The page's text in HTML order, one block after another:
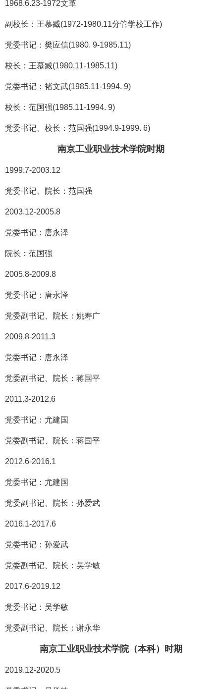
1968.6.23-1972文革
副校长：王慕臧(1972-1980.11分管学校工作)
党委书记：樊应信(1980. 9-1985.11)
校长：王慕臧(1980.11-1985.11)
党委书记：褚文武(1985.11-1994. 9)
校长：范国强(1985.11-1994. 9)
党委书记、校长：范国强(1994.9-1999. 6)
南京工业职业技术学院时期
1999.7-2003.12
党委书记、院长：范国强
2003.12-2005.8
党委书记：唐永泽
院长：范国强
2005.8-2009.8
党委书记：唐永泽
党委副书记、院长：姚寿广
2009.8-2011.3
党委书记：唐永泽
党委副书记、院长：蒋国平
2011.3-2012.6
党委书记：尤建国
党委副书记、院长：蒋国平
2012.6-2016.1
党委书记：尤建国
党委副书记、院长：孙爱武
2016.1-2017.6
党委书记：孙爱武
党委副书记、院长：吴学敏
2017.6-2019.12
党委书记：吴学敏
党委副书记、院长：谢永华
南京工业职业技术学院（本科）时期
2019.12-2020.5